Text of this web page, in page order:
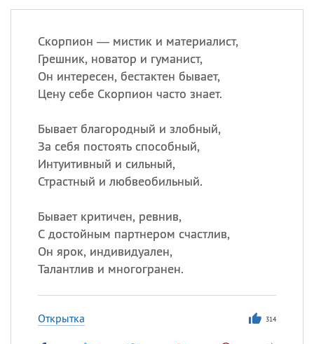
Скорпион — мистик и материалист,
Грешник, новатор и гуманист,
Он интересен, бестактен бывает,
Цену себе Скорпион часто знает.
Бывает благородный и злобный,
За себя постоять способный,
Интуитивный и сильный,
Страстный и любвеобильный.
Бывает критичен, ревнив,
С достойным партнером счастлив,
Он ярок, индивидуален,
Талантлив и многогранен.
Открытка 314